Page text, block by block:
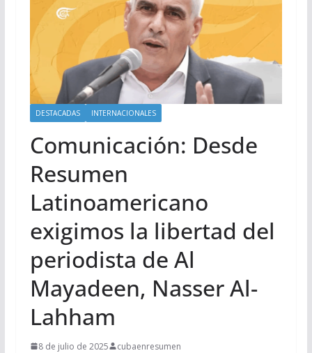
DESTACADAS INTERNACIONALES
Comunicación: Desde
Resumen
Latinoamericano
exigimos la libertad del
periodista de Al
Mayadeen, Nasser Al-
Lahham
8 de julio de 2025 cubaenresumen